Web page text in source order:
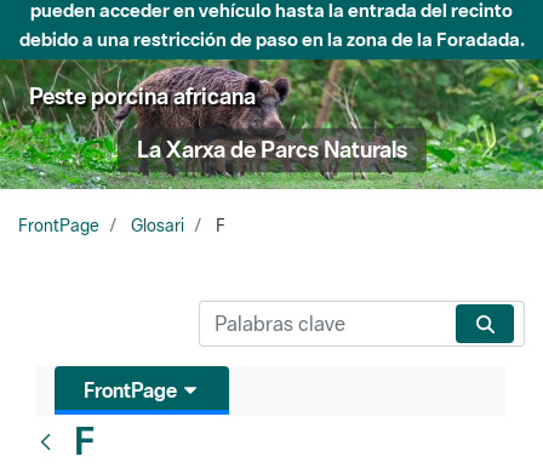
pueden acceder en vehículo hasta la entrada del recinto
debido a una restricción de paso en la zona de la Foradada.
Peste porcina africana
La Xarxa de Parcs Naturals
FrontPage Glosari F
FrontPage
F